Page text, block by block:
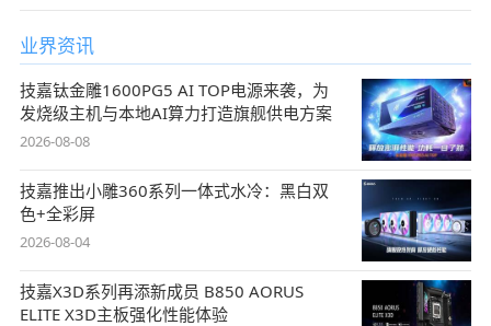
业界资讯
技嘉钛金雕1600PG5 AI TOP电源来袭，为
发烧级主机与本地AI算力打造旗舰供电方案
2026-08-08
技嘉推出小雕360系列一体式水冷：黑白双
色+全彩屏
2026-08-04
技嘉X3D系列再添新成员 B850 AORUS
ELITE X3D主板强化性能体验